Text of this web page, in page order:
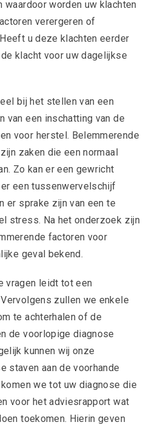
waardoor worden uw klachten
verergeren of
u deze klachten eerder
klacht voor uw dagelijkse
bij het stellen van een
van een inschatting van de
voor herstel. Belemmerende
zaken die een normaal
Zo kan er een gewricht
een tussenwervelschijf
er sprake zijn van een te
stress. Na het onderzoek zijn
factoren voor
geval bekend.
vragen leidt tot een
zullen we enkele
te achterhalen of de
de voorlopige diagnose
kunnen wij onze
staven aan de voorhande
we tot uw diagnose die
voor het adviesrapport wat
toekomen. Hierin geven